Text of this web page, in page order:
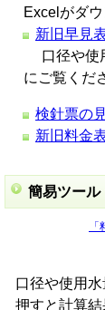
Excelがダウ
新旧早見
口径や使
にご覧くだ
検針票の
新旧料金
簡易ツール
口径や使用
押すと計算結